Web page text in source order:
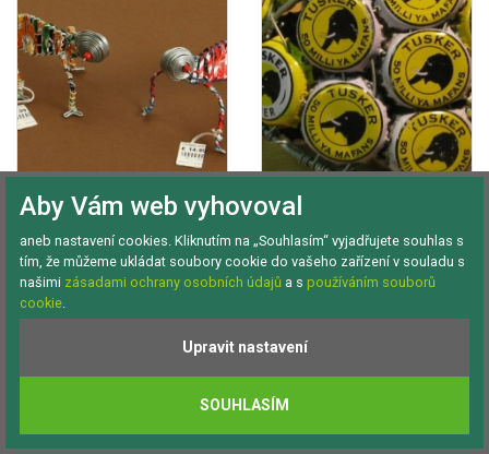
DEKORACE
CHAMELEONI
Vyrobeno v Keni, výrobek
Fair Trade British museum
Složení:
z plechovek od Coca-Cola
DEKORACE ŽELVA
ZURI Anglie
Složení:Recyklované
staré dráty a zátky
Aby Vám web vyhovoval
aneb nastavení cookies. Kliknutím na „Souhlasím“ vyjadřujete souhlas s
tím, že můžeme ukládat soubory cookie do vašeho zařízení v souladu s
našimi zásadami ochrany osobních údajů a s používáním souborů
cookie.
Upravit nastavení
SOUHLASÍM